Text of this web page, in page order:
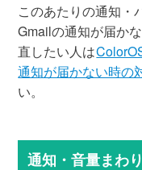
このあたりの通知・
Gmailの通知が届か
直したい人は
通知が届かない時の
い。
通知・音量まわ